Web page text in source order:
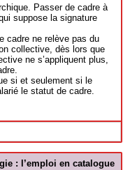
Passer de cadre à
suppose la signature
cadre ne relève pas du
collective, dès lors que
ne s’appliquent plus,
si et seulement si le
le statut de cadre.
: l’emploi en catalogue